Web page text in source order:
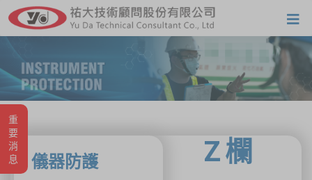
重要消息 儀器防護 Z欄